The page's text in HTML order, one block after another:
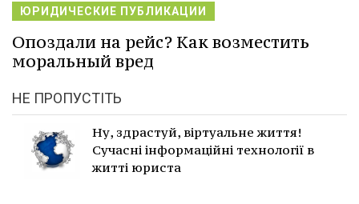
ЮРИДИЧЕСКИЕ ПУБЛИКАЦИИ
Опоздали на рейс? Как возместить
моральный вред
НЕ ПРОПУСТІТЬ
Ну, здрастуй, віртуальне життя!
Сучасні інформаційні технології в
житті юриста